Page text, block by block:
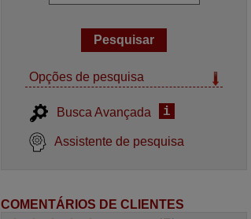
Opções de pesquisa
Busca Avançada i
Assistente de pesquisa
COMENTÁRIOS DE CLIENTES